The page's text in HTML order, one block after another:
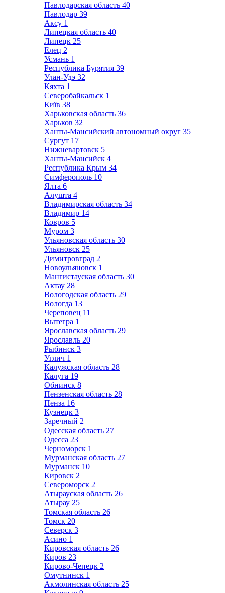
Павлодарская область 40
Павлодар 39
Аксу 1
Липецкая область 40
Липецк 25
Елец 2
Усмань 1
Республика Бурятия 39
Улан-Удэ 32
Кяхта 1
Северобайкальск 1
Київ 38
Харьковская область 36
Харьков 32
Ханты-Мансийский автономный округ 35
Сургут 17
Нижневартовск 5
Ханты-Мансийск 4
Республика Крым 34
Симферополь 10
Ялта 6
Алушта 4
Владимирская область 34
Владимир 14
Ковров 5
Муром 3
Ульяновская область 30
Ульяновск 25
Димитровград 2
Новоульяновск 1
Мангистауская область 30
Актау 28
Вологодская область 29
Вологда 13
Череповец 11
Вытегра 1
Ярославская область 29
Ярославль 20
Рыбинск 3
Углич 1
Калужская область 28
Калуга 19
Обнинск 8
Пензенская область 28
Пенза 16
Кузнецк 3
Заречный 2
Одесская область 27
Одесса 23
Черноморск 1
Мурманская область 27
Мурманск 10
Кировск 2
Североморск 2
Атырауская область 26
Атырау 25
Томская область 26
Томск 20
Северск 3
Асино 1
Кировская область 26
Киров 23
Кирово-Чепецк 2
Омутнинск 1
Акмолинская область 25